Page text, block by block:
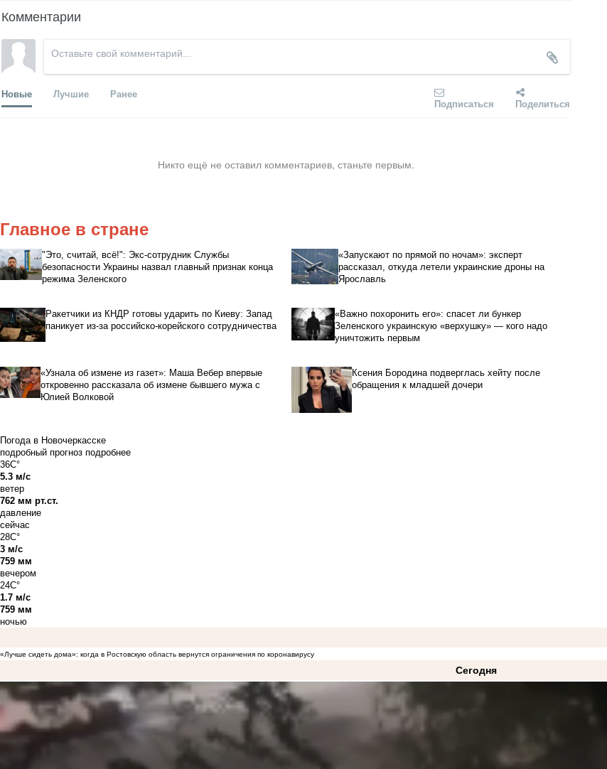
Комментарии
Новые Лучшие Ранее
Подписаться Поделиться
Никто ещё не оставил комментариев, станьте первым.
Главное в стране
"Это, считай, всё!": Экс-сотрудник Службы
безопасности Украины назвал главный признак конца
режима Зеленского
«Запускают по прямой по ночам»: эксперт
рассказал, откуда летели украинские дроны на
Ярославль
Ракетчики из КНДР готовы ударить по Киеву: Запад
паникует из-за российско-корейского сотрудничества
«Важно похоронить его»: спасет ли бункер
Зеленского украинскую «верхушку» — кого надо
уничтожить первым
«Узнала об измене из газет»: Маша Вебер впервые
откровенно рассказала об измене бывшего мужа с
Юлией Волковой
Ксения Бородина подверглась хейту после
обращения к младшей дочери
Погода в Новочеркасске
подробный прогноз подробнее
36C°
5.3 м/с
ветер
762 мм рт.ст.
давление
сейчас
28C°
3 м/с
759 мм
вечером
24C°
1.7 м/с
759 мм
ночью
«Лучше сидеть дома»: когда в Ростовскую область вернутся ограничения по коронавирусу
Сегодня